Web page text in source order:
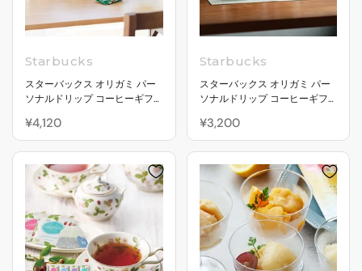
Starbucks
スターバックス オリガミ パー
ソナルドリップ コーヒーギフ
¥4,120
Starbucks
スターバックス オリガミ パー
ソナルドリップ コーヒーギフ
¥3,200